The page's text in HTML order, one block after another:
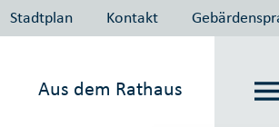
Stadtplan Kontakt
Aus dem Rathaus